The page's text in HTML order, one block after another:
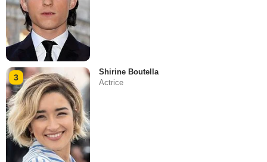
3
Shirine Boutella
Actrice